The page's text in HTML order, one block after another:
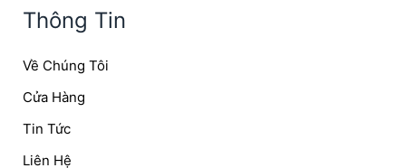
Thông Tin
Về Chúng Tôi
Cửa Hàng
Tin Tức
Liên Hệ